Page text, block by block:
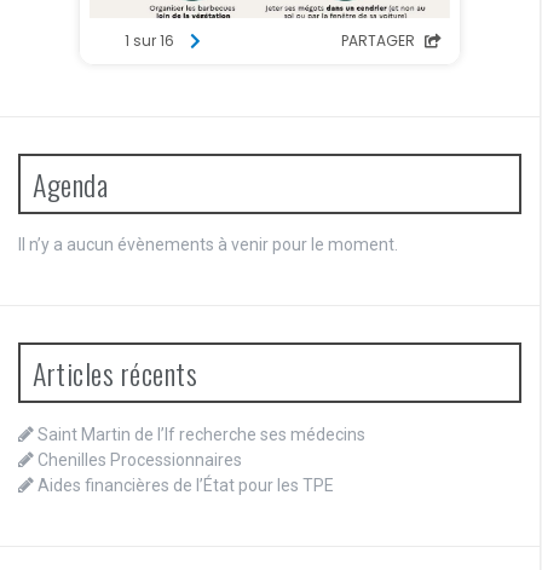
Agenda
Il n’y a aucun évènements à venir pour le moment.
Articles récents
Saint Martin de l’If recherche ses médecins
Chenilles Processionnaires
Aides financières de l’État pour les TPE